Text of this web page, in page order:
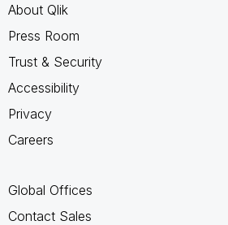
About Qlik
Press Room
Trust & Security
Accessibility
Privacy
Careers
Global Offices
Contact Sales